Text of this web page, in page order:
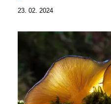
23. 02. 2024